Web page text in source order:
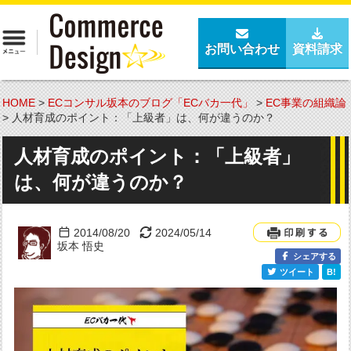
お問い合わせ 資料請求
HOME>ECコンサル坂本のブログ「ECバカ一代」>EC事業の組織論
>人材育成のポイント：「上級者」は、何が違うのか？
人材育成のポイント：「上級者」
は、何が違うのか？
2014/08/20
2024/05/14
坂本 悟史
シェアする
ツイート
B!